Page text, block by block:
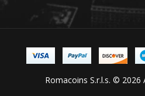
Romacoins S.r.l.s. © 2026